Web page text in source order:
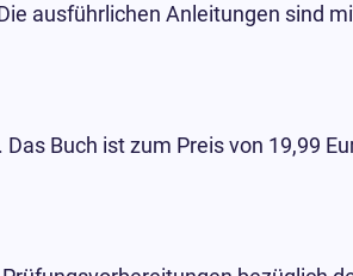
ausführlichen Anleitungen sind
Buch ist zum Preis von 19,99